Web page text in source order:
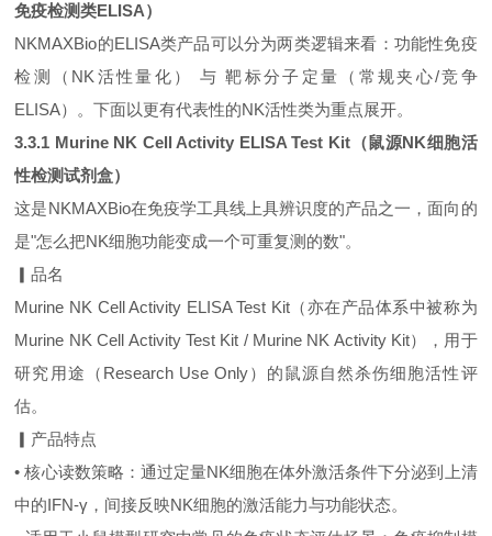
免疫检测类ELISA）
NKMAXBio的ELISA类产品可以分为两类逻辑来看：功能性免疫
检测（NK活性量化） 与 靶标分子定量（常规夹心/竞争
ELISA）。下面以更有代表性的NK活性类为重点展开。
3.3.1 Murine NK Cell Activity ELISA Test Kit（鼠源NK细胞活
性检测试剂盒）
这是NKMAXBio在免疫学工具线上具辨识度的产品之一，面向的
是"怎么把NK细胞功能变成一个可重复测的数"。
▎品名
Murine NK Cell Activity ELISA Test Kit（亦在产品体系中被称为
Murine NK Cell Activity Test Kit / Murine NK Activity Kit），用于
研究用途（Research Use Only）的鼠源自然杀伤细胞活性评
估。
▎产品特点
• 核心读数策略：通过定量NK细胞在体外激活条件下分泌到上清
中的IFN‑γ，间接反映NK细胞的激活能力与功能状态。